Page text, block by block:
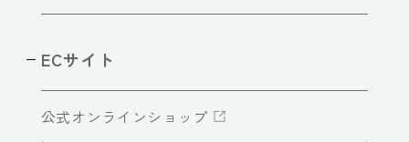
ECサイト
公式オンラインショップ